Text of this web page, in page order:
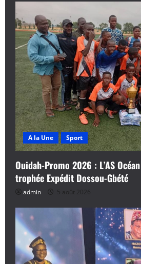
A la Une Sport
Ouidah-Promo 2026 : L’AS
trophée Expédit Dossou-Gbété
admin 5 août 2026